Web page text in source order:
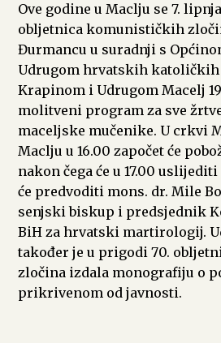
Ove godine u Maclju se 7.
obljetnica komunističkih
Đurmancu u suradnji s
Udrugom hrvatskih katoličkih
Krapinom i Udrugom Macelj
molitveni program za sve
maceljske mučenike. U crkvi
Maclju u 16.00 započet će
nakon čega će u 17.00
će predvoditi mons. dr. Mile
senjski biskup i predsjednik
BiH za hrvatski martirologij.
također je u prigodi 70.
zločina izdala monografiju o
prikrivenom od javnosti.